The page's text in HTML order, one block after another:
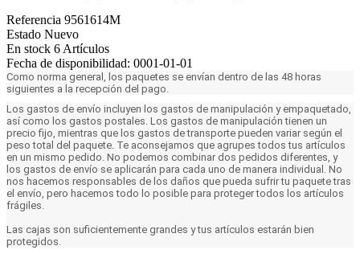
Referencia 9561614M
Estado Nuevo
En stock 6 Artículos
Fecha de disponibilidad: 0001-01-01
Como norma general, los paquetes se envían dentro de las 48 horas
siguientes a la recepción del pago.
Los gastos de envío incluyen los gastos de manipulación y empaquetado,
así como los gastos postales. Los gastos de manipulación tienen un
precio fijo, mientras que los gastos de transporte pueden variar según el
peso total del paquete. Te aconsejamos que agrupes todos tus artículos
en un mismo pedido. No podemos combinar dos pedidos diferentes, y
los gastos de envío se aplicarán para cada uno de manera individual. No
nos hacemos responsables de los daños que pueda sufrir tu paquete tras
el envío, pero hacemos todo lo posible para proteger todos los artículos
frágiles.
Las cajas son suficientemente grandes y tus artículos estarán bien
protegidos.